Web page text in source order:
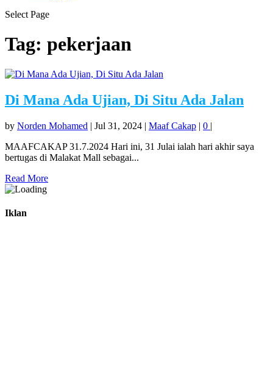
Select Page
Tag: pekerjaan
Di Mana Ada Ujian, Di Situ Ada Jalan
by Norden Mohamed | Jul 31, 2024 | Maaf Cakap | 0 |
MAAFCAKAP 31.7.2024 Hari ini, 31 Julai ialah hari akhir saya
bertugas di Malakat Mall sebagai...
Read More
Iklan